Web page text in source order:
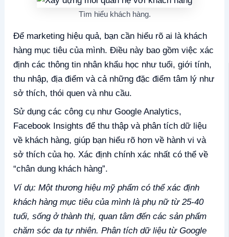
Tìm hiểu khách hàng.
Để marketing hiệu quả, bạn cần hiểu rõ ai là khách
hàng mục tiêu của mình. Điều này bao gồm việc xác
định các thông tin nhân khẩu học như tuổi, giới tính,
thu nhập, địa điểm và cả những đặc điểm tâm lý như
sở thích, thói quen và nhu cầu.
Sử dụng các công cụ như Google Analytics,
Facebook Insights để thu thập và phân tích dữ liệu
về khách hàng, giúp bạn hiểu rõ hơn về hành vi và
sở thích của họ. Xác định chính xác nhất có thể về
“chân dung khách hàng”.
Ví dụ: Một thương hiệu mỹ phẩm có thể xác định
khách hàng mục tiêu của mình là phụ nữ từ 25-40
tuổi, sống ở thành thị, quan tâm đến các sản phẩm
chăm sóc da tự nhiên. Phân tích dữ liệu từ Google